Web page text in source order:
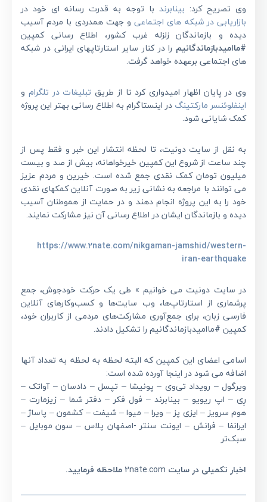
وی تصریح کرد: بینابرند با توجه به قدرت رسانه ای خود در
بازاریابی در شبکه های اجتماعیو جهت همدردی با مردم آسیب
دیده و بازماندگان زلزله غرب کشور، اطلاع رسانی کمپین
#ماامیدبازماندگانیم را در کنار سایر استارتاپهای ایرانی در شبکه
های اجتماعی برعهده خواهد گرفت.
وی در پایان اظهار امیدواری کرد تا از طریق تبلیغات در تلگرام و
اینفلوئنسر مارکتینگ در اینستاگرام به اطلاع رسانی بهتر این پروژه
کمک شایانی شود.
به نقل از سایت دونیت، تا لحظه انتشار این خبر و فقط پس از
چند ساعت از شروع این کمپین خیرخواهانه، بیش از صد و بیست
میلیون تومان کمک نقدی جمع شده است. خیرین و مردم عزیز
می توانند با مراجعه به نشانی زیر به صورت آنلاین کمکهای نقدی
خود را به این پروژه انجام دهند و در حمایت از هموطنان آسیب
دیده و بازماندگان ایشان در اطلاع رسانی آن نیز مشارکت نمایند.
https://www.2nate.com/nikgaman-jamshid/western-
iran-earthquake
در سایت دونیت می خوانیم » طی یک حرکت خودجوش، جمع
پرشماری از استارتاپ‌ها، وب سایت‌ها و کسب‌وکارهای آنلاین
فارسی زبان، برای جمع‌آوری مشارکت‌های مردمی از کاربران خود،
کمپین #ماامیدبازماندگانیم را تشکیل دادند.
اسامی اعضای این کمپین که البته لحظه به لحظه به تعداد آنها
اضافه می شود در اینجا آورده شده است:
ویرگول – رویداد تی‌وی – پونیشا – تپسل – دادسان – آواتک –
رِی‌ – اپ ریویو – بینابرند – فول فکر – دفتر شما – زیزمارت –
هوم سرویز – ایزی پز – ویرا – میوا – شیفت – کشمون – پاساژ –
ایرانفا – فرانش – ایونت سنتر -اصفهان پلاس – سون موبایل –
سبک‌تر
اخبار تکمیلی در سایت ملاحظه فرمایید.